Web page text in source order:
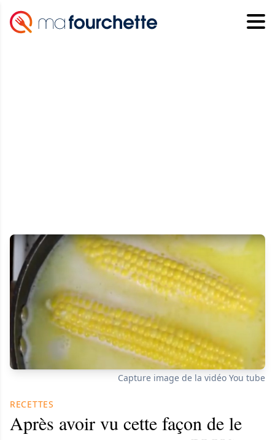
Capture image de la vidéo You tube
RECETTES
Après avoir vu cette façon de le